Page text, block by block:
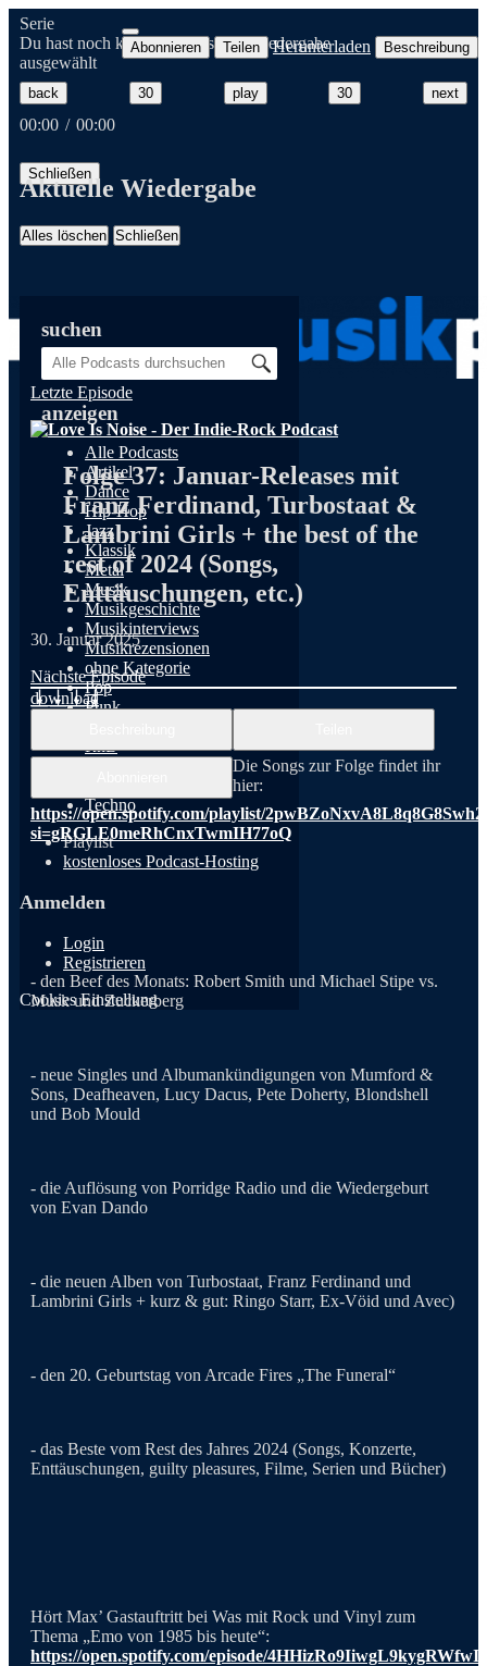
Serie
Du hast noch keinen Podcast zur Wiedergabe
ausgewählt
back 30 play 30 next
00:00 / 00:00
Abonnieren Teilen Herunterladen Beschreibung
Schließen
Aktuelle Wiedergabe
Alles löschen Schließen
suchen
anzeigen
Alle Podcasts
Artikel
Dance
Hip-Hop
Jazz
Klassik
Metal
Musik
Musikgeschichte
Musikinterviews
Musikrezensionen
ohne Kategorie
Pop
Punk
RnB
Techno
Playlist
kostenloses Podcast-Hosting
Anmelden
Login
Registrieren
Cookies Einstellung
Letzte Episode
Folge 37: Januar-Releases mit
Franz Ferdinand, Turbostaat &
Lambrini Girls + the best of the
rest of 2024 (Songs,
Enttäuschungen, etc.)
30. Januar 2025
Nächste Episode
download
Die Songs zur Folge findet ihr
⁠⁠⁠⁠⁠⁠⁠⁠hier:
https://open.spotify.com/playlist/
si=gRGLE0meRhCnxTwmIH77oQ
- den Beef des Monats: Robert Smith und Michael Stipe vs.
Musk und Zuckerberg
- neue Singles und Albumankündigungen von Mumford &
Sons, Deafheaven, Lucy Dacus, Pete Doherty, Blondshell
und Bob Mould
- die Auflösung von Porridge Radio und die Wiedergeburt
von Evan Dando
- die neuen Alben von Turbostaat, Franz Ferdinand und
Lambrini Girls + kurz & gut: Ringo Starr, Ex-Vöid und Avec)
- den 20. Geburtstag von Arcade Fires „The Funeral“
- das Beste vom Rest des Jahres 2024 (Songs, Konzerte,
Enttäuschungen, guilty pleasures, Filme, Serien und Bücher)
Hört Max’ Gastauftritt bei Was mit Rock und Vinyl zum
Thema „Emo von 1985 bis heute“:
https://open.spotify.com/episode/4HHizRo9IiwgL9kygRWfwI